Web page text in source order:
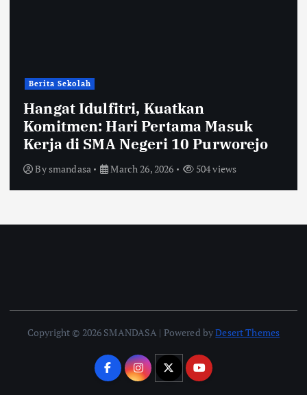
Berita Sekolah
Hangat Idulfitri, Kuatkan
Komitmen: Hari Pertama Masuk
Kerja di SMA Negeri 10 Purworejo
Bysmandasa March 26, 2026 504 views
Copyright © 2026 SMANDASA | Powered byDesert Themes